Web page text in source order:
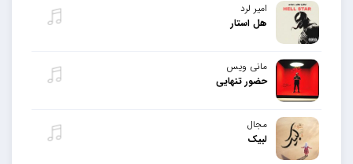
امیر لرد
هل استار
مانی ویس
حضور تنهایی
مجال
لبیک